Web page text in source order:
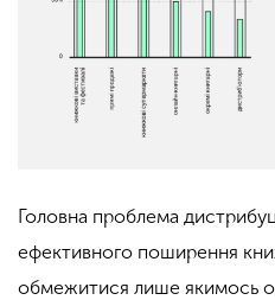
Головна проблема
ефективного поширення
обмежитися лише якимось